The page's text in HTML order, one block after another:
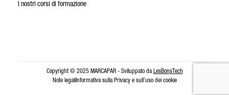
I nostri corsi di formazione
Copyright © 2025 MARCAPAR - Sviluppato da LesBonsTech
Note legaliInformativa sulla Privacy e sull’uso dei cookie